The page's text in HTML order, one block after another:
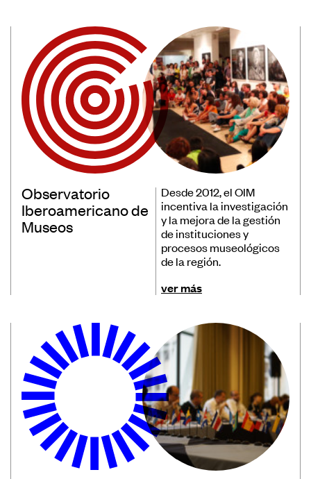
Observatorio
Iberoamericano de
Museos
Desde 2012, el OIM
incentiva la investigación
y la mejora de la gestión
de instituciones y
procesos museológicos
de la región.
ver más